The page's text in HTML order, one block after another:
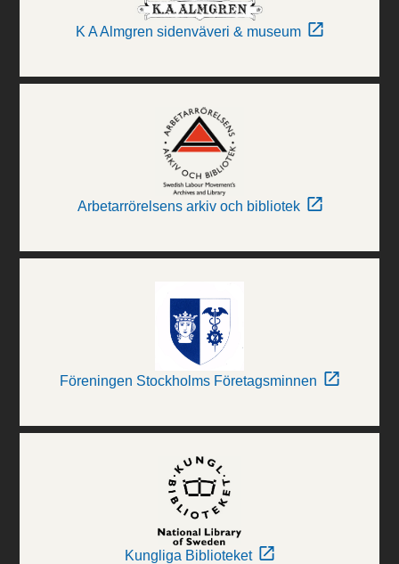
K A Almgren sidenväveri & museum
Arbetarrörelsens arkiv och bibliotek
Föreningen Stockholms Företagsminnen
Kungliga Biblioteket